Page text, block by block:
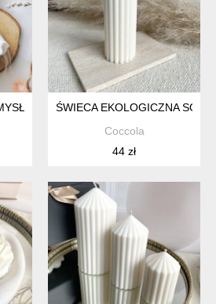
NA PREZENT | ANIOŁEK NA ŚLUB
ŚWIECA EKOLOGICZNA
Coccola
44 zł